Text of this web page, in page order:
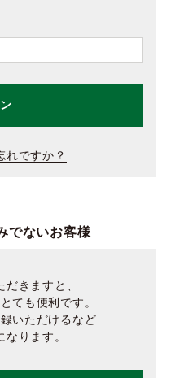
れですか？
でないお客様
きますと、
ても便利です。
いただけるなど
ります。